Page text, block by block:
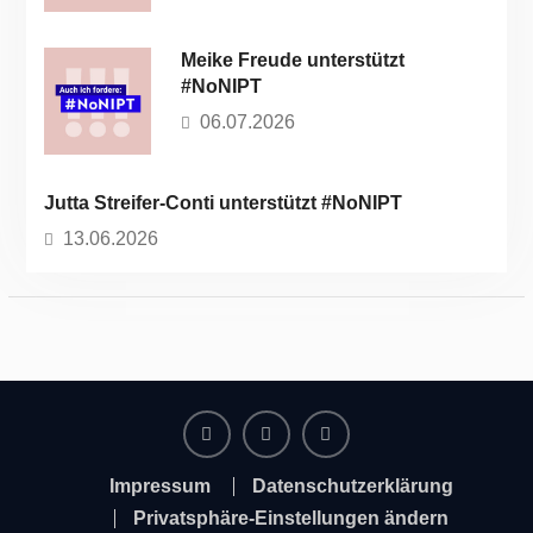
Meike Freude unterstützt
#NoNIPT
06.07.2026
Jutta Streifer-Conti unterstützt #NoNIPT
13.06.2026
Impressum
Datenschutzerklärung
Privatsphäre-Einstellungen ändern